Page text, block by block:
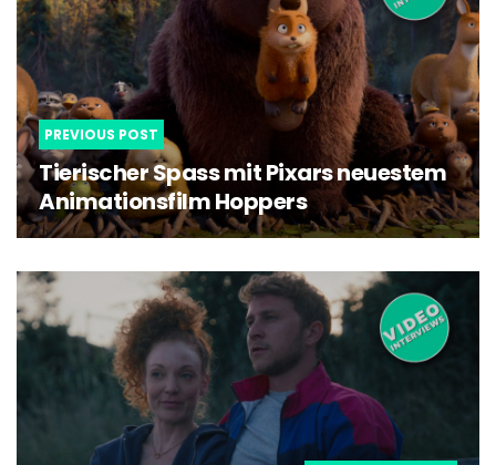
PREVIOUS POST
Tierischer Spass mit Pixars neuestem
Animationsfilm Hoppers